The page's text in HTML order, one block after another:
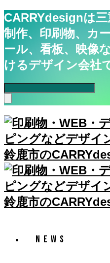
CARRYdesignは
制作、印刷物、カ
ール、看板、映像
けるデザイン会社
NEWS